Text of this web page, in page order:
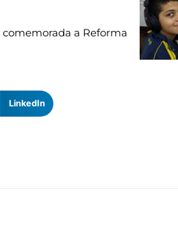
comemorada a Reforma
LinkedIn